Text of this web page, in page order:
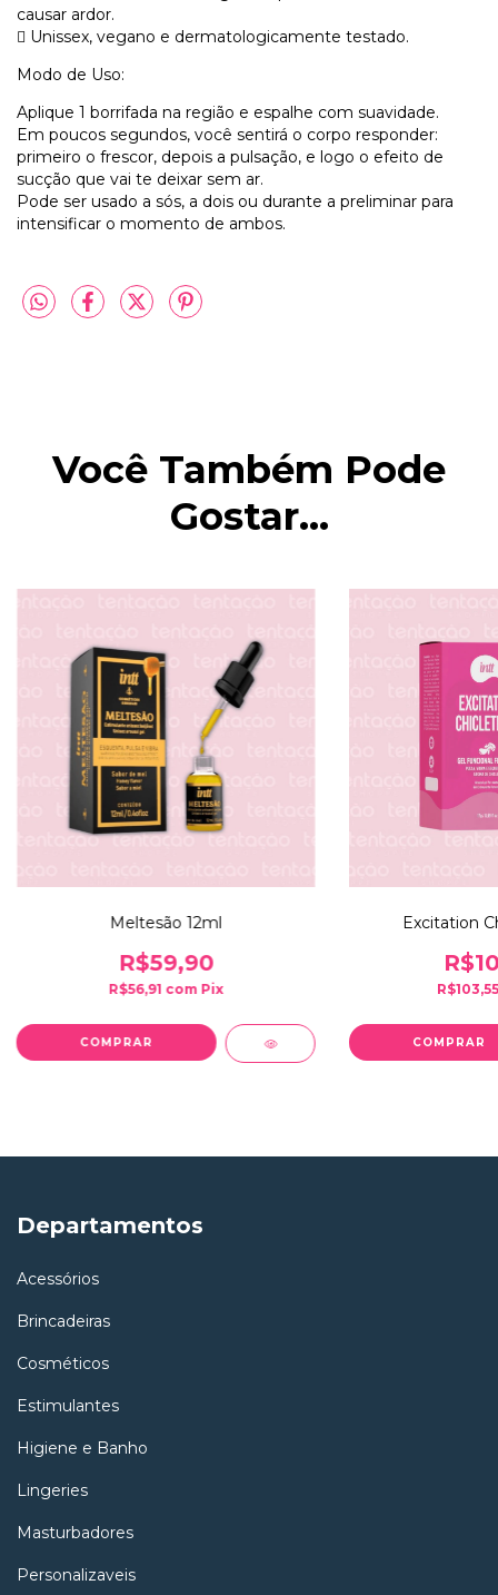
causar ardor.
 Unissex, vegano e dermatologicamente testado.
Modo de Uso:
Aplique 1 borrifada na região e espalhe com suavidade.
Em poucos segundos, você sentirá o corpo responder:
primeiro o frescor, depois a pulsação, e logo o efeito de
sucção que vai te deixar sem ar.
Pode ser usado a sós, a dois ou durante a preliminar para
intensificar o momento de ambos.
Você Também Pode
Gostar...
Meltesão 12ml
R$59,90
R$56,91 com Pix
Excitation
Departamentos
Acessórios
Brincadeiras
Cosméticos
Estimulantes
Higiene e Banho
Lingeries
Masturbadores
Personalizaveis